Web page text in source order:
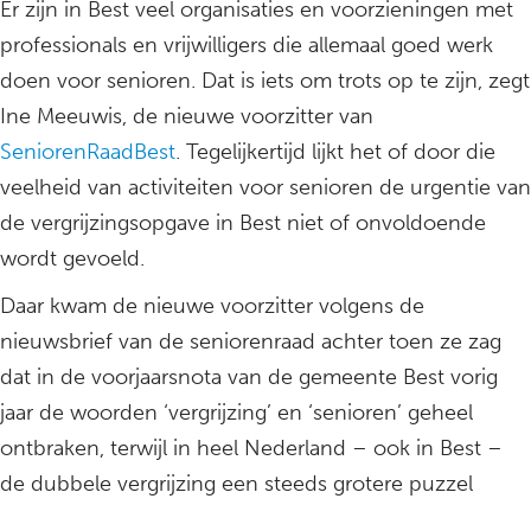
Er zijn in Best veel organisaties en voorzieningen met
professionals en vrijwilligers die allemaal goed werk
doen voor senioren. Dat is iets om trots op te zijn, zegt
Ine Meeuwis, de nieuwe voorzitter van
SeniorenRaadBest. Tegelijkertijd lijkt het of door die
veelheid van activiteiten voor senioren de urgentie van
de vergrijzingsopgave in Best niet of onvoldoende
wordt gevoeld.
Daar kwam de nieuwe voorzitter volgens de
nieuwsbrief van de seniorenraad achter toen ze zag
dat in de voorjaarsnota van de gemeente Best vorig
jaar de woorden ‘vergrijzing’ en ‘senioren’ geheel
ontbraken, terwijl in heel Nederland – ook in Best –
de dubbele vergrijzing een steeds grotere puzzel